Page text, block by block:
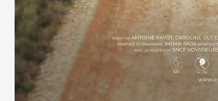
Nightborn
Sur
La Chaleur